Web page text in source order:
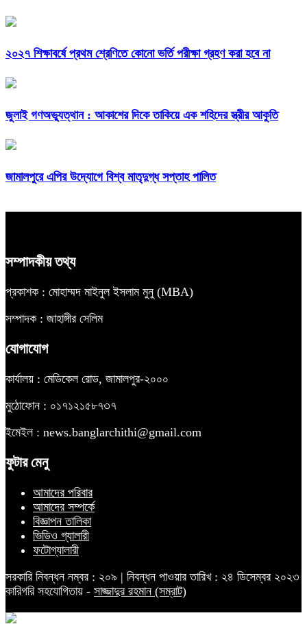
২০২৭ শিক্ষাবর্ষে প্রথম শ্রেণিতে কোনো ভর্তি পরীক্ষা গ্রহণ করা হবে না
জুলাই গণঅভ্যুত্থান : আকাশের দিকে তাকিয়ে এক শহিদের স্ত্রীর আকুতি
জামালপুরে এপির উদ্যোগে বিশ্ব মাতৃদুগ্ধ সপ্তাহ পালিত
সম্পাদকীয় তথ্য
প্রকাশক : মোহাম্মদ মাইনুল ইসলাম মুনু (MBA)
সম্পাদক : জাহাঙ্গীর সেলিম
যোগাযোগ
কার্যালয় : মেডিকেল রোড, জামালপুর-২০০০
মুঠোফোন : ০১৭১২১৫৮৭৩৭
ইমেইল : news.banglarchithi@gmail.com
ফুটার মেনু
আমাদের পরিবার
আমাদের সম্পর্কে
বিজ্ঞাপন তালিকা
ভিডিও গ্যালারী
ফটোগ্যালারী
সরকারি নিবন্ধন নম্বর : ২০৯ | নিবন্ধন পাওয়ার তারিখ : ২৪ ডিসেম্বর ২০২৩
কারিগরি সহযোগিতায় - সাজ্জাদুর রহমান (সম্রাট)